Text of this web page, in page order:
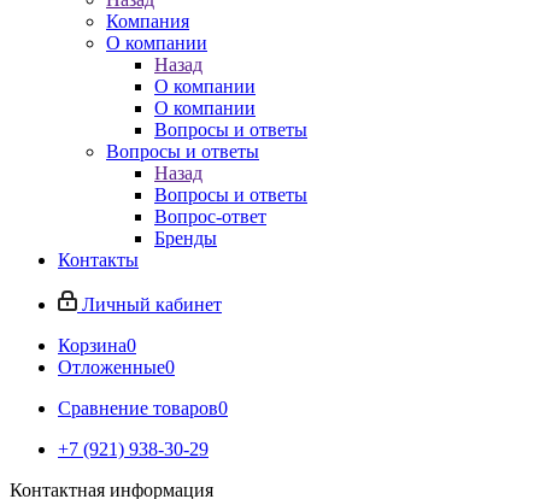
Компания
О компании
Назад
О компании
О компании
Вопросы и ответы
Вопросы и ответы
Назад
Вопросы и ответы
Вопрос-ответ
Бренды
Контакты
Личный кабинет
Корзина0
Отложенные0
Сравнение товаров0
+7 (921) 938-30-29
Контактная информация